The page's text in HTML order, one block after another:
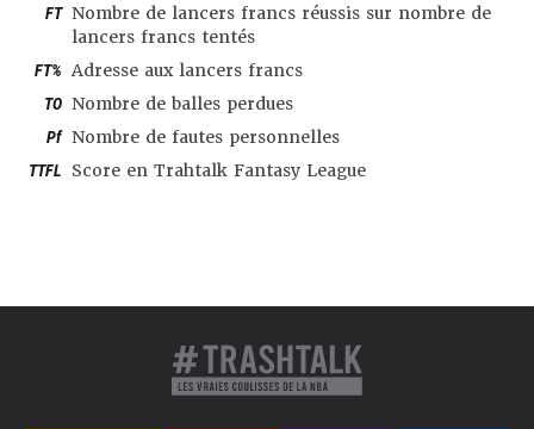
FT Nombre de lancers francs réussis sur nombre de
lancers francs tentés
FT% Adresse aux lancers francs
TO Nombre de balles perdues
Pf Nombre de fautes personnelles
TTFL Score en Trahtalk Fantasy League